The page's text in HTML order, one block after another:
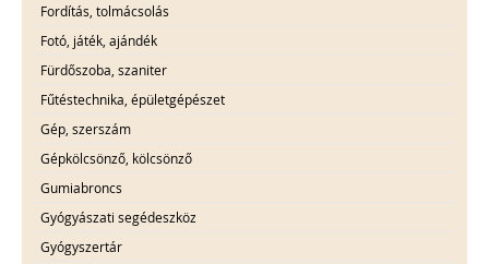
Fordítás, tolmácsolás
Fotó, játék, ajándék
Fürdőszoba, szaniter
Fűtéstechnika, épületgépészet
Gép, szerszám
Gépkölcsönző, kölcsönző
Gumiabroncs
Gyógyászati segédeszköz
Gyógyszertár